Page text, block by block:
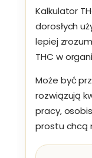
Kalkulator
dorosłych
lepiej
THC w
Może być
rozwiązują
pracy,
prostu chcą